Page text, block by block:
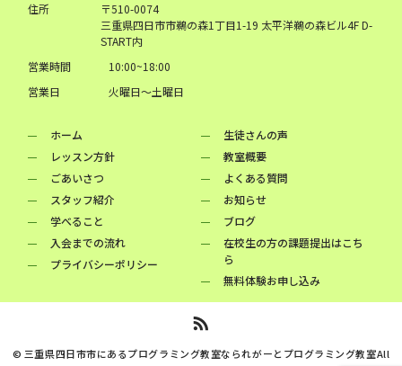
住所
〒510-0074
三重県四日市市鵜の森1丁目1-19 太平洋鵜の森ビル4F D-
START内
営業時間
10:00~18:00
営業日
火曜日～土曜日
ホーム
レッスン方針
ごあいさつ
スタッフ紹介
学べること
入会までの流れ
プライバシーポリシー
生徒さんの声
教室概要
よくある質問
お知らせ
ブログ
在校生の方の課題提出はこち
ら
無料体験お申し込み
© 三重県四日市市にあるプログラミング教室なられがーとプログラミング教室All